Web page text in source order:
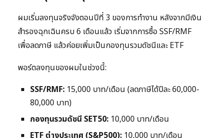
ผมเริ่มลงทุนจริงจังตอนปีที่ 3 ของการทำงาน หลังจากมีเงิน
สำรองฉุกเฉินครบ 6 เดือนแล้ว เริ่มจากการซื้อ SSF/RMF
เพื่อลดภาษี แล้วค่อยเพิ่มเป็นกองทุนรวมดัชนีและ ETF
พอร์ตลงทุนของผมในช่วงนี้:
SSF/RMF: 15,000 บาท/เดือน (ลดภาษีได้ปีละ 60,000-
80,000 บาท)
กองทุนรวมดัชนี SET50: 10,000 บาท/เดือน